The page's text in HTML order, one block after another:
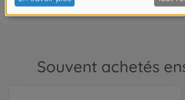
Souvent achetés